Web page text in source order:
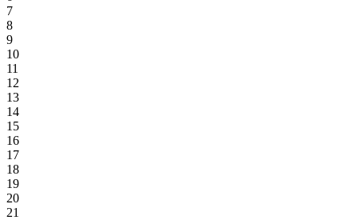
7
8
9
10
11
12
13
14
15
16
17
18
19
20
21